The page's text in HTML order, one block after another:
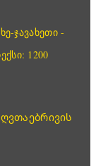
ჯავახეთი -
1200